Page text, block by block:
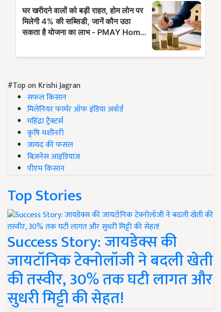
#Top on Krishi Jagran
सफल किसान
मिलेनियर फार्मर ऑफ इंडिया अवॉर्ड
महिंद्रा ट्रैक्टर्स
कृषि मशीनरी
जायद की फसल
बिज़नेस आइडियाज
पीएम किसान
Top Stories
Success Story: जायडेक्स की
जायटॉनिक टेक्नोलॉजी ने बदली खेती
की तस्वीर, 30% तक घटी लागत और
सुधरी मिट्टी की सेहत!